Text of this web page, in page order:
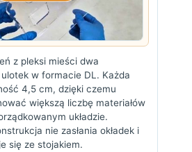
z pleksi mieści dwa
w formacie DL. Każda
4,5 cm, dzięki czemu
większą liczbę materiałów
układzie.
nie zasłania okładek i
się ze stojakiem.